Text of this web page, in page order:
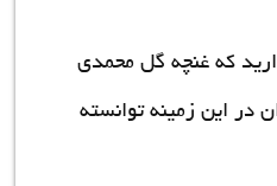
که غنچه گل محمدی
در این زمینه توانسته